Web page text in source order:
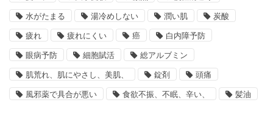
水がたまる 湯冷めしない 潤い肌 炭酸
疲れ 疲れにくい 癌 白内障予防
眼病予防 細胞賦活 総アルブミン
肌荒れ、肌にやさし、美肌、 錠剤 頭痛
風邪薬で具合が悪い 食欲不振、不眠、辛い、 髪油